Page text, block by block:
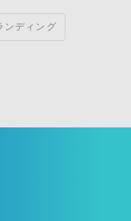
ンディング